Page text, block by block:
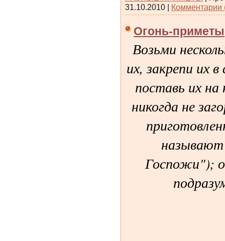
31.10.2010 | Комментарии
Огонь-приметы
Возьми
их, закрепи их
поставь их
никогда не
называют
Госпожи");